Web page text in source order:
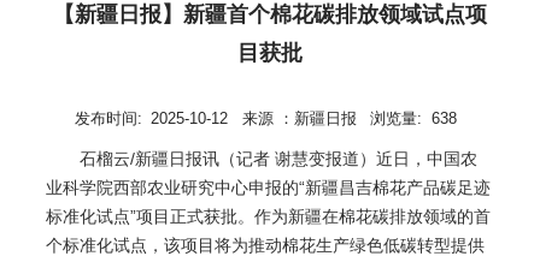
【新疆日报】新疆首个棉花碳排放领域试点项
目获批
发布时间: 2025-10-12 来源 ： 新疆日报 浏览量: 638
石榴云/新疆日报讯（记者 谢慧变报道）近日，中国农
业科学院西部农业研究中心申报的“新疆昌吉棉花产品碳足迹
标准化试点”项目正式获批。作为新疆在棉花碳排放领域的首
个标准化试点，该项目将为推动棉花生产绿色低碳转型提供